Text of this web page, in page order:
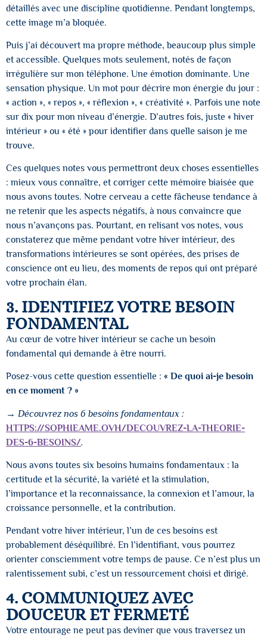
détaillés avec une discipline quotidienne. Pendant longtemps,
cette image m’a bloquée.
Puis j’ai découvert ma propre méthode, beaucoup plus simple
et accessible. Quelques mots seulement, notés de façon
irrégulière sur mon téléphone. Une émotion dominante. Une
sensation physique. Un mot pour décrire mon énergie du jour :
« action », « repos », « réflexion », « créativité ». Parfois une note
sur dix pour mon niveau d’énergie. D’autres fois, juste « hiver
intérieur » ou « été » pour identifier dans quelle saison je me
trouve.
Ces quelques notes vous permettront deux choses essentielles
: mieux vous connaître, et corriger cette mémoire biaisée que
nous avons toutes. Notre cerveau a cette fâcheuse tendance à
ne retenir que les aspects négatifs, à nous convaincre que
nous n’avançons pas. Pourtant, en relisant vos notes, vous
constaterez que même pendant votre hiver intérieur, des
transformations intérieures se sont opérées, des prises de
conscience ont eu lieu, des moments de repos qui ont préparé
votre prochain élan.
3. IDENTIFIEZ VOTRE BESOIN
FONDAMENTAL
Au cœur de votre hiver intérieur se cache un besoin
fondamental qui demande à être nourri.
Posez-vous cette question essentielle : « De quoi ai-je besoin
en ce moment ? »
→ Découvrez nos 6 besoins fondamentaux :
HTTPS://SOPHIEAME.OVH/DECOUVREZ-LA-THEORIE-
DES-6-BESOINS/.
Nous avons toutes six besoins humains fondamentaux : la
certitude et la sécurité, la variété et la stimulation,
l’importance et la reconnaissance, la connexion et l’amour, la
croissance personnelle, et la contribution.
Pendant votre hiver intérieur, l’un de ces besoins est
probablement déséquilibré. En l’identifiant, vous pourrez
orienter consciemment votre temps de pause. Ce n’est plus un
ralentissement subi, c’est un ressourcement choisi et dirigé.
4. COMMUNIQUEZ AVEC
DOUCEUR ET FERMETÉ
Votre entourage ne peut pas deviner que vous traversez un